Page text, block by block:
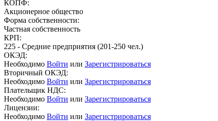
КОПФ:
Акционерное общество
Форма собственности:
Частная собственность
КРП:
225 - Средние предприятия (201-250 чел.)
ОКЭД:
Необходимо Войти или Зарегистрироваться
Вторичный ОКЭД:
Необходимо Войти или Зарегистрироваться
Плательщик НДС:
Необходимо Войти или Зарегистрироваться
Лицензии:
Необходимо Войти или Зарегистрироваться